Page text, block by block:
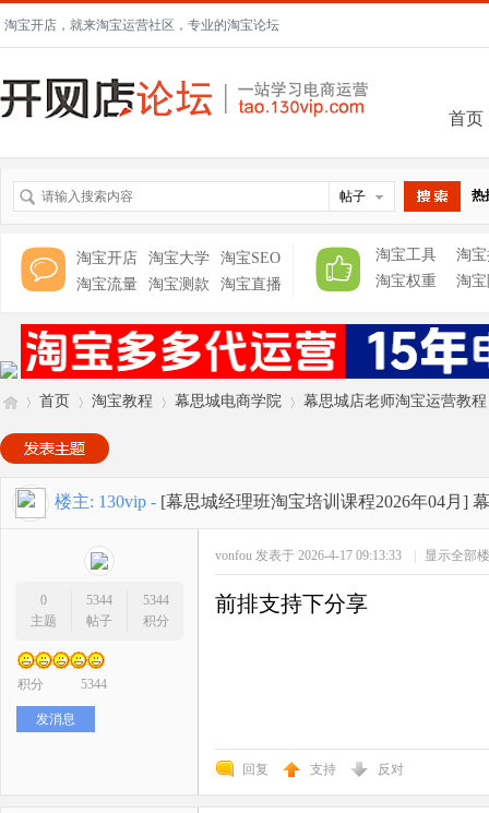
淘宝开店，就来淘宝运营社区，专业的淘宝论坛
首页
帖子 热
淘宝开店 淘宝大学
淘宝SEO
淘宝流量
淘宝测款 淘宝直播
淘宝工具
淘
淘宝权重
淘
»
首页
›
淘宝教程 幕思城电商学院
›
幕思城店老师淘宝运营教
楼主: 130vip - [幕思城经理班淘宝培训课程2026年04月]
0
主题
5344
帖子
5344
积分
积分 5344
发消息
vonfou 发表于 2026-4-17 09:13:33 | 显示全部
前排支持下分享
回复 支持 反对